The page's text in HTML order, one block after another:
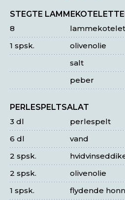
STEGTE
8
olivenolie
1 spsk.
salt
peber
PERLESPELTSALAT
perlespelt
3 dl
vand
6 dl
2 spsk.
olivenolie
2 spsk.
flydende
1 spsk.